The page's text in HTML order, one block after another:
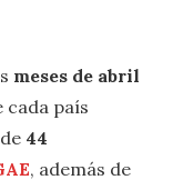
meses de abril
cada país
44
, además de